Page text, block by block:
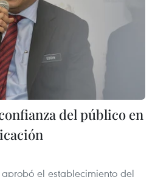
del público en
el establecimiento del